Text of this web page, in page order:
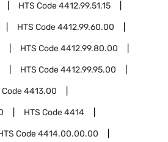
HTS Code4412.99.51.15
HTS Code4412.99.60.00
HTS Code4412.99.80.00
HTS Code4412.99.95.00
Code4413.00
HTS Code4414
Code4414.00.00.00